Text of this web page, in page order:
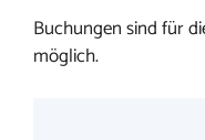
Buchungen sind für
möglich.